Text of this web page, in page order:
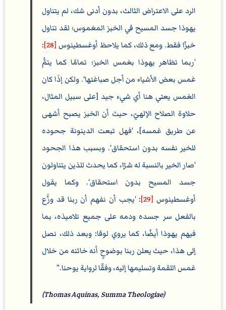
الرد على الاعتراض الثالث، بدون أدنى شك، لم يتناول
يهوذا جسد المسيح في الخبز المغموس؛ لقد تناول
خبزًا فقط. ومع ذلك، كما يلاحظ أوغسطينوس [28]
:
'ربما تظاهر يهوذا بغمس الخبز؛ تمامًا كما يتمُّ
غمس بعض الأشياء من أجل صباغتها‘. ولكن إذَا كان
الغمس يعني هنا أي شيء جيد [على سبيل المثال،
حلاوة الصلاح الإلهيّ، حيث أن الخبز يصبح أشهى
عن طريق غمسه]، 'فهل تبعت الدينونة جحوده
للخير نفسه بدون استحقاق‘. وبسبب هذا الجحود
'صار الخير بالنسبة له شرًا، كما يحدث للذين يتناولون
جسد المسيح بدون استحقاق‘. وكما يقول
أوغسطينوس [29]
: 'يجب أن نفهم أن ربنا قد وزَّع
بالفعل سر جسده ودمه على جميع تلاميذه، بما
فيهم يهوذا أيضًا، كما يروي لوقا: وبعد ذلك، نصل
إلى هذا، حيث يعلن ربنا بوضوحٍ أنه خائنه من خلال
غمس اللقمة وتسليمها إليه، وفقًا لرواية يوحنا.
(Thomas Aquinas, Summa Theologiae)